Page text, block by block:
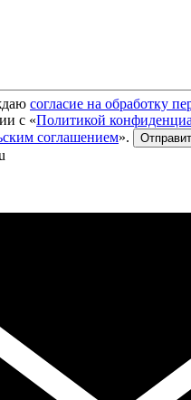
согласие на обработку
с «Политикой
соглашением».